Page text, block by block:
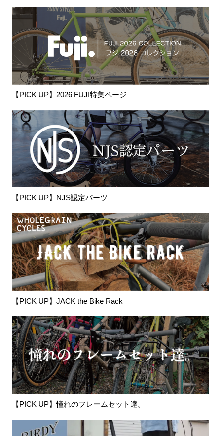
【PICK UP】2026 FUJI特集ページ
【PICK UP】NJS認定パーツ
【PICK UP】JACK the Bike Rack
【PICK UP】憧れのフレームセット達。